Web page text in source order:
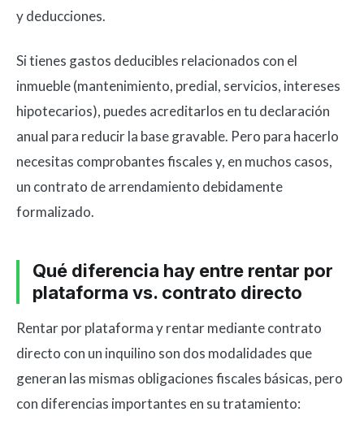
y deducciones.
Si tienes gastos deducibles relacionados con el
inmueble (mantenimiento, predial, servicios, intereses
hipotecarios), puedes acreditarlos en tu declaración
anual para reducir la base gravable. Pero para hacerlo
necesitas comprobantes fiscales y, en muchos casos,
un contrato de arrendamiento debidamente
formalizado.
Qué diferencia hay entre rentar por
plataforma vs. contrato directo
Rentar por plataforma y rentar mediante contrato
directo con un inquilino son dos modalidades que
generan las mismas obligaciones fiscales básicas, pero
con diferencias importantes en su tratamiento: